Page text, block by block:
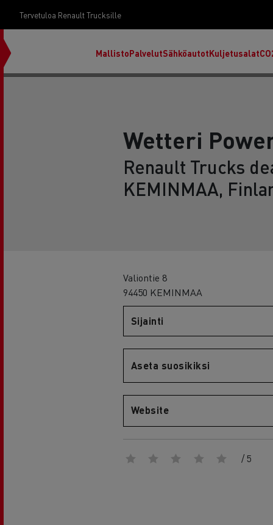
Tervetuloa Renault Trucksille
MallistoPalvelutSähköautot
RENAULT TRUCKS E-Tech D Wide
Kuljetusalat
Wetteri
Renault Trucks
KEMINMAA,
Valiontie 8
94450 KEMINMAA
Sijainti
Aseta suosikiksi
Website
/ 5